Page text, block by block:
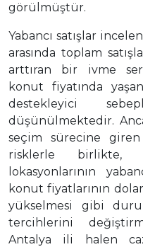
görülmüştür.
Yabancı satışlar
arasında toplam
arttıran bir ivme
konut fiyatında
destekleyici
düşünülmektedir.
seçim sürecine
risklerle birlikte,
lokasyonlarının
konut fiyatlarının
yükselmesi gibi
tercihlerini
Antalya ili halen